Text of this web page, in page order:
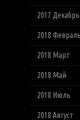
2017 Декабрь
2018 Февраль
2018 Март
2018 Май
2018 Июль
2018 Август